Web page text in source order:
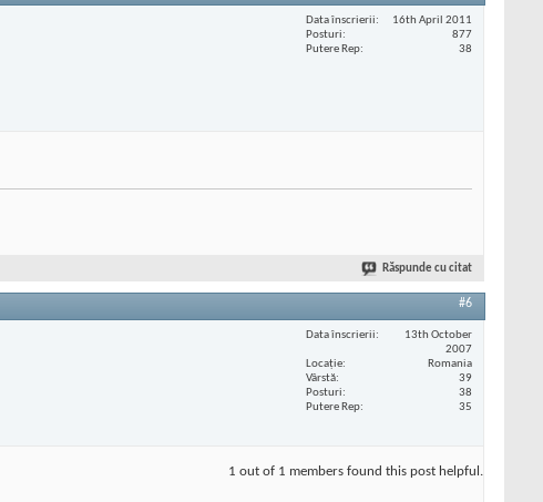
Data înscrierii
16th April 2011
Posturi
877
Putere Rep
38
Răspunde cu citat
#6
Data înscrierii
13th October
2007
Locaţie
Romania
Vârstă
39
Posturi
38
Putere Rep
35
1 out of 1 members found this post helpful.